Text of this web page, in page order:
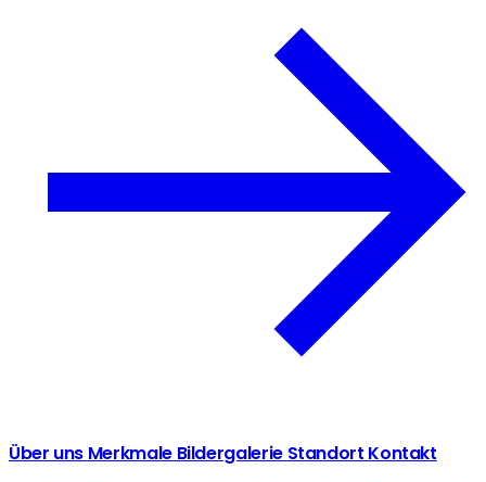
Über uns Merkmale Bildergalerie Standort Kontakt